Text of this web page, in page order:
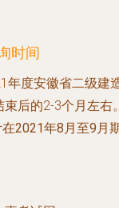
时间
年度安徽省二级建
后的2-3个月左右
2021年8月至9月